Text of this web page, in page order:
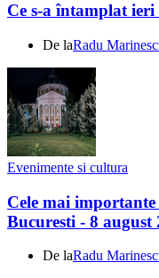
Ce s-a întamplat
De laRadu
Evenimente si cultura
Cele mai
Bucuresti - 8 august
De laRadu